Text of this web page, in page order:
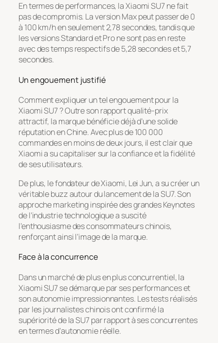
En termes de performances, la Xiaomi SU7 ne fait
pas de compromis. La version Max peut passer de 0
à 100 km/h en seulement 2,78 secondes, tandis que
les versions Standard et Pro ne sont pas en reste
avec des temps respectifs de 5,28 secondes et 5,7
secondes.
Un engouement justifié
Comment expliquer un tel engouement pour la
Xiaomi SU7 ? Outre son rapport qualité-prix
attractif, la marque bénéficie déjà d’une solide
réputation en Chine. Avec plus de 100 000
commandes en moins de deux jours, il est clair que
Xiaomi a su capitaliser sur la confiance et la fidélité
de ses utilisateurs.
De plus, le fondateur de Xiaomi, Lei Jun, a su créer un
véritable buzz autour du lancement de la SU7. Son
approche marketing inspirée des grandes Keynotes
de l’industrie technologique a suscité
l’enthousiasme des consommateurs chinois,
renforçant ainsi l’image de la marque.
Face à la concurrence
Dans un marché de plus en plus concurrentiel, la
Xiaomi SU7 se démarque par ses performances et
son autonomie impressionnantes. Les tests réalisés
par les journalistes chinois ont confirmé la
supériorité de la SU7 par rapport à ses concurrentes
en termes d’autonomie réelle.